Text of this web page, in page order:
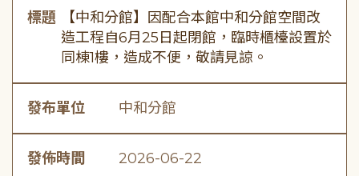
標題
【中和分館】因配合本館中和分館空間改
造工程自6月25日起閉館，臨時櫃檯設置於
同棟1樓，造成不便，敬請見諒。
發布單位 中和分館
發佈時間 2026-06-22